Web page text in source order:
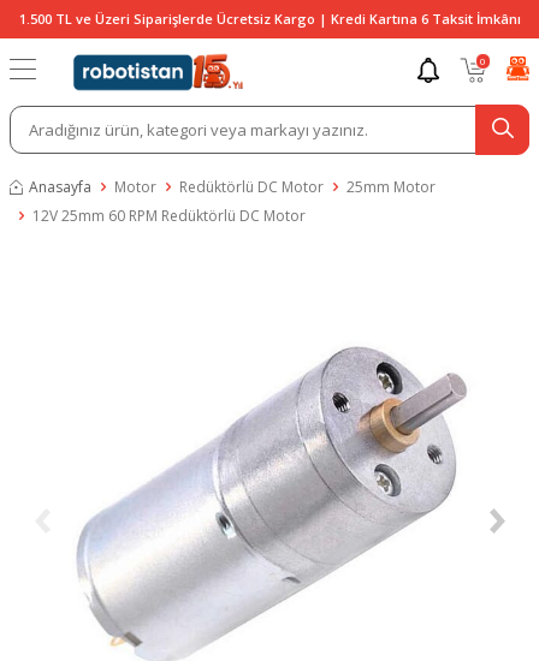
1.500 TL ve Üzeri Siparişlerde Ücretsiz Kargo | Kredi Kartına 6 Taksit İmkânı
0
Anasayfa Motor Redüktörlü DC Motor
25mm Motor
12V 25mm 60 RPM Redüktörlü DC Motor